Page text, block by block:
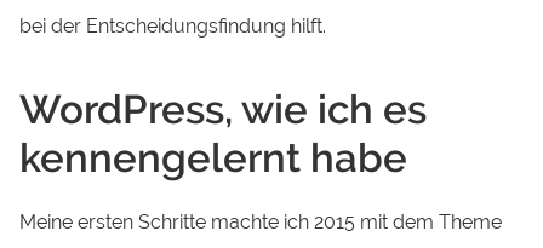
bei der Entscheidungsfindung hilft.
WordPress, wie ich es
kennengelernt habe
Meine ersten Schritte machte ich 2015 mit dem Theme